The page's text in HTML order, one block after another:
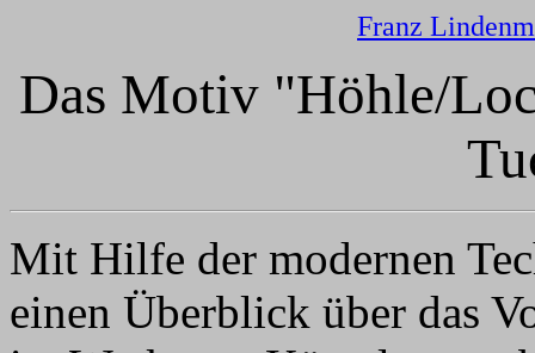
Franz
Das Motiv "Höhle/
Mit Hilfe der modernen
einen Überblick über das